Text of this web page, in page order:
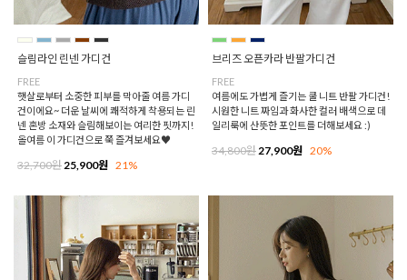
슬림라인 린넨 가디건
FREE
햇살로부터 소중한 피부를 막아줄 여름 가디
건이에요~ 더운 날씨에 쾌적하게 착용되는 린
넨 혼방 소재와 슬림해보이는 여리한 핏까지!
올여름 이 가디건으로 쭉 즐겨보세요♥
32,700원 25,900원 21%
브리즈 오픈카라 반팔가디건
FREE
여름에도 가볍게 즐기는 쿨 니트 반팔 가디건!
시원한 니트 짜임과 화사한 컬러 배색으로 데
일리룩에 산뜻한 포인트를 더해보세요 :)
34,800원 27,900원 20%